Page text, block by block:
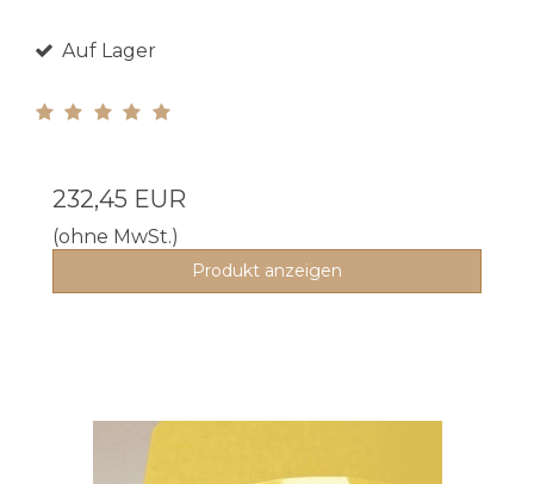
Auf Lager
232,45 EUR
(ohne MwSt.)
Produkt anzeigen